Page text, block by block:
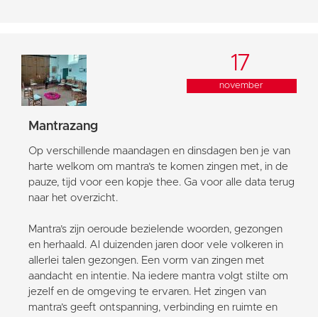
17
november
Mantrazang
Op verschillende maandagen en dinsdagen ben je van
harte welkom om mantra’s te komen zingen met, in de
pauze, tijd voor een kopje thee. Ga voor alle data terug
naar het overzicht.
Mantra’s zijn oeroude bezielende woorden, gezongen
en herhaald. Al duizenden jaren door vele volkeren in
allerlei talen gezongen. Een vorm van zingen met
aandacht en intentie. Na iedere mantra volgt stilte om
jezelf en de omgeving te ervaren. Het zingen van
mantra’s geeft ontspanning, verbinding en ruimte en